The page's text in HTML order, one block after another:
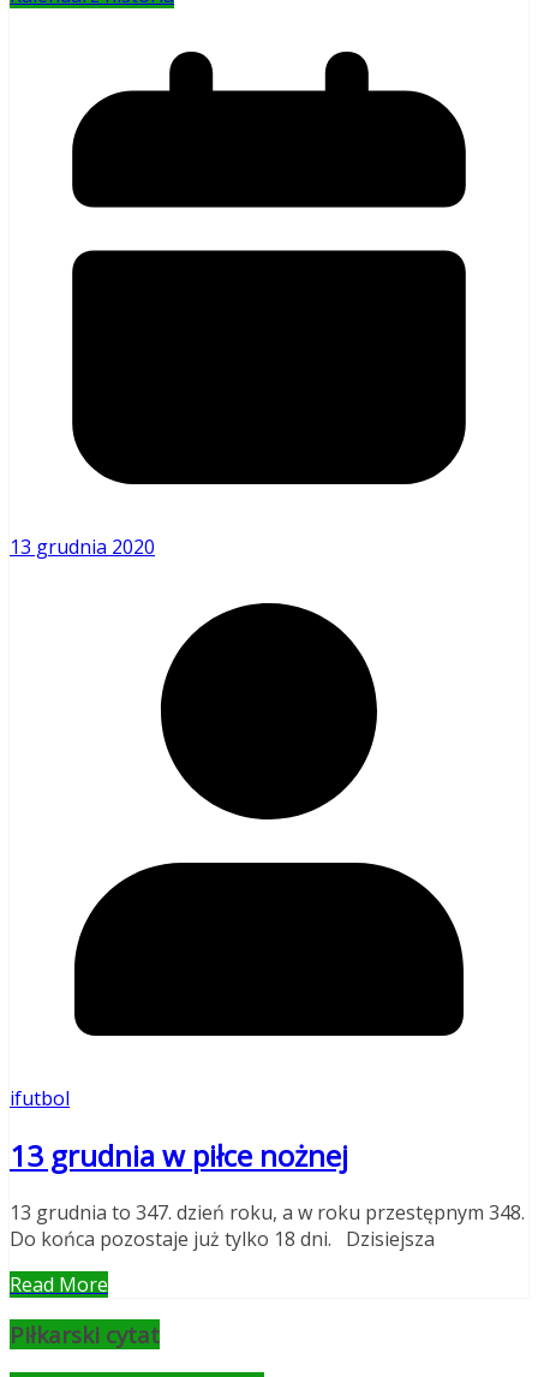
13 grudnia 2020
ifutbol
13 grudnia w piłce nożnej
13 grudnia to 347. dzień roku, a w roku przestępnym 348.
Do końca pozostaje już tylko 18 dni. Dzisiejsza
Read More
Piłkarski cytat